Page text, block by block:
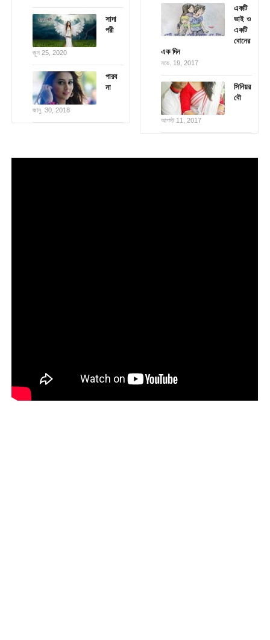
সাদা
পরী
জুন 25, 2020
পারব
না
জানু. 30, 2018
একটি
ভাই ও
একটি
বোনের
এক দিন
নভে. 19, 2017
সিনিয়র
বৌ
আগস্ট 11, 2017